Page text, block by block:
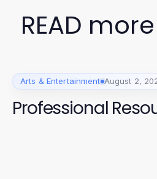
READ
Arts & Entertainment August 2,
Professional